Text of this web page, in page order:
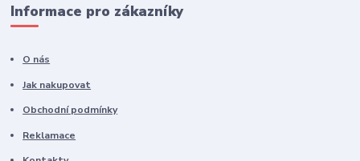
Informace pro zákazníky
O nás
Jak nakupovat
Obchodní podmínky
Reklamace